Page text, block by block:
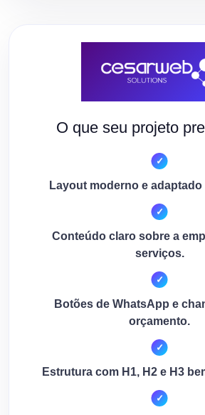
O que seu projeto
Layout moderno e adaptado
Conteúdo claro sobre a
serviços.
Botões de WhatsApp e
orçamento.
Estrutura com H1, H2 e H3